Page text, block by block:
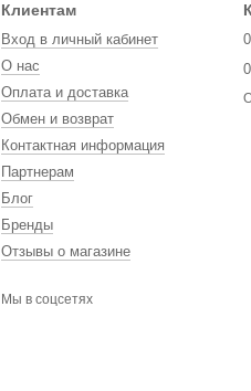
Клиентам
Вход в личный кабинет
О нас
Оплата и доставка
Обмен и возврат
Контактная информация
Партнерам
Блог
Бренды
Отзывы о магазине
Мы в соцсетях